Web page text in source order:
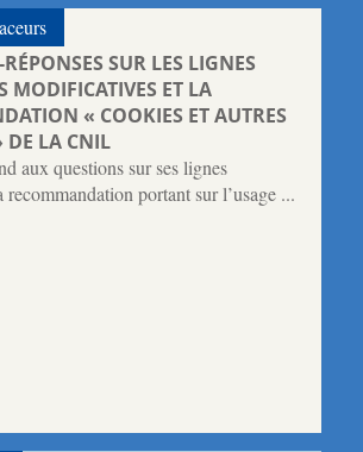
SUR LES LIGNES
MODIFICATIVES ET LA
« COOKIES ET AUTRES
DE LA CNIL
aux questions sur ses lignes
recommandation portant sur l’usage ...